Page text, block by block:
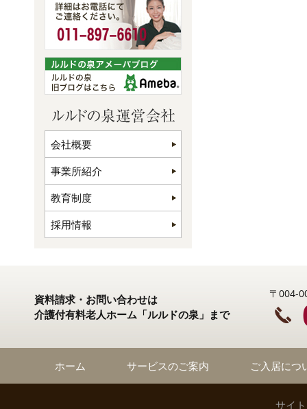
会社概要
事業所紹介
教育制度
採用情報
資料請求・お問い合わせは
介護付有料老人ホーム「ルルドの泉」まで
〒004-
ホーム サービスのご案内 ご入居につ
サイ